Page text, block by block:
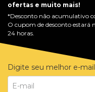
ofertas e muito mais!
*Desconto não acumulativo
O cupom de desconto estará
24 horas.
Digite seu melhor e-mail